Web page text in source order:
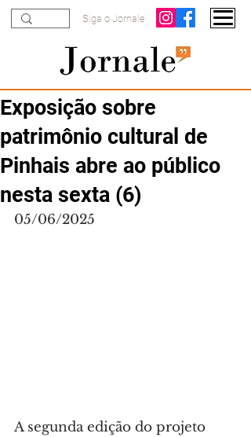
Siga o Jornale
Exposição sobre
patrimônio cultural de
Pinhais abre ao público
nesta sexta (6)
05/06/2025
A segunda edição do projeto